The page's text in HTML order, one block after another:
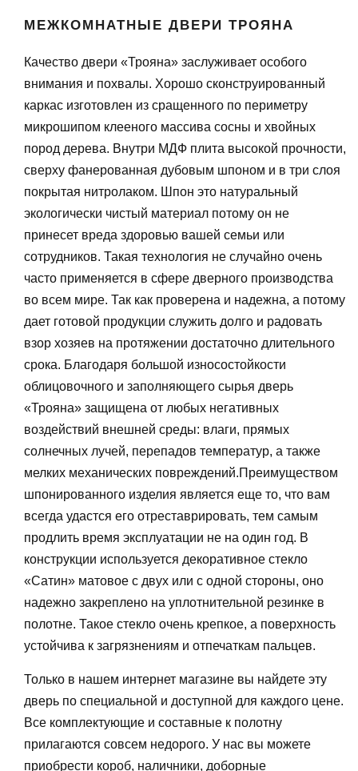
МЕЖКОМНАТНЫЕ ДВЕРИ ТРОЯНА
Качество двери «Трояна» заслуживает особого
внимания и похвалы. Хорошо сконструированный
каркас изготовлен из сращенного по периметру
микрошипом клееного массива сосны и хвойных
пород дерева. Внутри МДФ плита высокой прочности,
сверху фанерованная дубовым шпоном и в три слоя
покрытая нитролаком. Шпон это натуральный
экологически чистый материал потому он не
принесет вреда здоровью вашей семьи или
сотрудников. Такая технология не случайно очень
часто применяется в сфере дверного производства
во всем мире. Так как проверена и надежна, а потому
дает готовой продукции служить долго и радовать
взор хозяев на протяжении достаточно длительного
срока. Благодаря большой износостойкости
облицовочного и заполняющего сырья дверь
«Трояна» защищена от любых негативных
воздействий внешней среды: влаги, прямых
солнечных лучей, перепадов температур, а также
мелких механических повреждений.Преимуществом
шпонированного изделия является еще то, что вам
всегда удастся его отреставрировать, тем самым
продлить время эксплуатации не на один год. В
конструкции используется декоративное стекло
«Сатин» матовое с двух или с одной стороны, оно
надежно закреплено на уплотнительной резинке в
полотне. Такое стекло очень крепкое, а поверхность
устойчива к загрязнениям и отпечаткам пальцев.
Только в нашем интернет магазине вы найдете эту
дверь по специальной и доступной для каждого цене.
Все комплектующие и составные к полотну
прилагаются совсем недорого. У нас вы можете
приобрести короб, наличники, доборные